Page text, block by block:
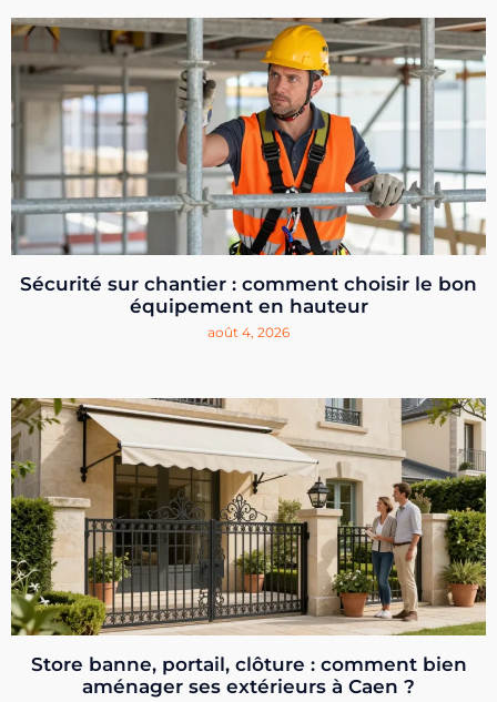
Sécurité sur chantier : comment choisir le bon
équipement en hauteur
août 4, 2026
Store banne, portail, clôture : comment bien
aménager ses extérieurs à Caen ?